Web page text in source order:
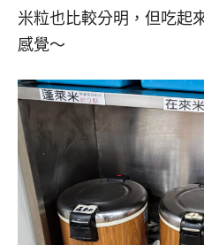
米粒也比較分明，但吃起
感覺～